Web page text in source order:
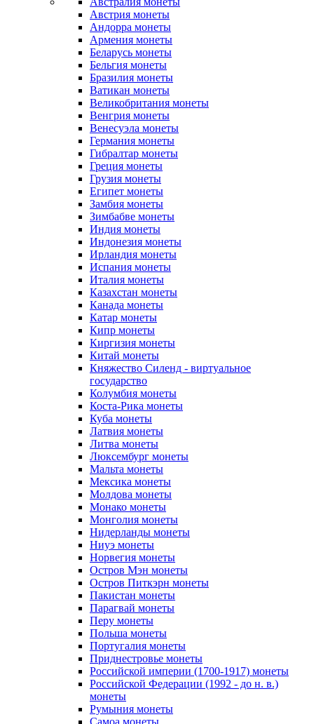
Австрия монеты
Андорра монеты
Армения монеты
Беларусь монеты
Бельгия монеты
Бразилия монеты
Ватикан монеты
Великобритания монеты
Венгрия монеты
Венесуэла монеты
Германия монеты
Гибралтар монеты
Греция монеты
Грузия монеты
Египет монеты
Замбия монеты
Зимбабве монеты
Индия монеты
Индонезия монеты
Ирландия монеты
Испания монеты
Италия монеты
Казахстан монеты
Канада монеты
Катар монеты
Кипр монеты
Киргизия монеты
Китай монеты
Княжество Силенд - виртуальное
государство
Колумбия монеты
Коста-Рика монеты
Куба монеты
Латвия монеты
Литва монеты
Люксембург монеты
Мальта монеты
Мексика монеты
Молдова монеты
Монако монеты
Монголия монеты
Нидерланды монеты
Ниуэ монеты
Норвегия монеты
Остров Мэн монеты
Остров Питкэрн монеты
Пакистан монеты
Парагвай монеты
Перу монеты
Польша монеты
Португалия монеты
Приднестровье монеты
Российской империи (1700-1917) монеты
Российской Федерации (1992 - до н. в.)
монеты
Румыния монеты
Самоа монеты